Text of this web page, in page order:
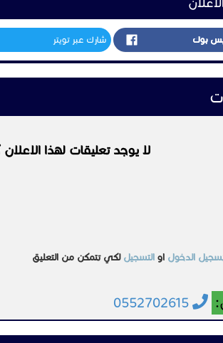
بوك شارك عبر تويتر
لا يوجد تعليقات لهذا
الدخول او التسجيل لكي تتمكن من التعليق
0552702615